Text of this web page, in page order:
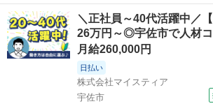
＼正社員～40代活躍中／
26万円～◎宇佐市で人材
月給260,000円
日払い
株式会社マイスティア
宇佐市